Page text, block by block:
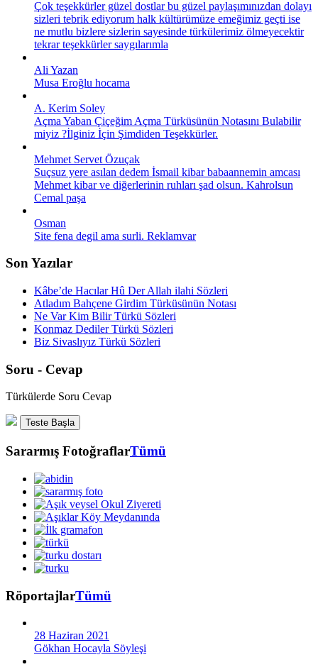
Çok teşekkürler güzel dostlar bu güzel paylaşımınızdan dolayı
sizleri tebrik ediyorum halk kültürümüze emeğimiz geçti ise
ne mutlu bizlere sizlerin sayesinde türkülerimiz ölmeyecektir
tekrar teşekkürler saygılarımla
Ali Yazan
Musa Eroğlu hocama
A. Kerim Soley
Açma Yaban Çiçeğim Açma Türküsünün Notasını Bulabilir
miyiz ?İlginiz İçin Şimdiden Teşekkürler.
Mehmet Servet Özuçak
Suçsuz yere asılan dedem İsmail kibar babaannemin amcası
Mehmet kibar ve diğerlerinin ruhları şad olsun. Kahrolsun
Cemal paşa
Osman
Site fena degil ama surli. Reklamvar
Son Yazılar
Kâbe’de Hacılar Hû Der Allah ilahi Sözleri
Atladım Bahçene Girdim Türküsünün Notası
Ne Var Kim Bilir Türkü Sözleri
Konmaz Dediler Türkü Sözleri
Biz Sivaslıyız Türkü Sözleri
Soru - Cevap
Türkülerde Soru Cevap
Teste Başla
Sararmış FotoğraflarTümü
RöportajlarTümü
28 Haziran 2021
Gökhan Hocayla Söyleşi